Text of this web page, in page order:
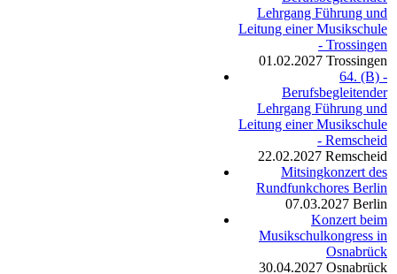
Lehrgang Führung und
Leitung einer Musikschule
- Trossingen
01.02.2027 Trossingen
64. (B) -
Berufsbegleitender
Lehrgang Führung und
Leitung einer Musikschule
- Remscheid
22.02.2027 Remscheid
Mitsingkonzert des
Rundfunkchores Berlin
07.03.2027 Berlin
Konzert beim
Musikschulkongress in
Osnabrück
30.04.2027 Osnabrück